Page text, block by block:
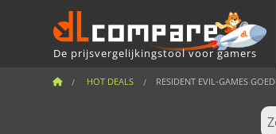
De prijsvergelijkingstool voor gamers
HOT DEALS RESIDENT EVIL-GAMES